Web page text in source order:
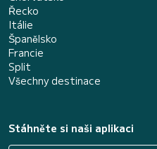
Řecko
Itálie
Španělsko
Francie
Split
Všechny destinace
Stáhněte si naši aplikaci